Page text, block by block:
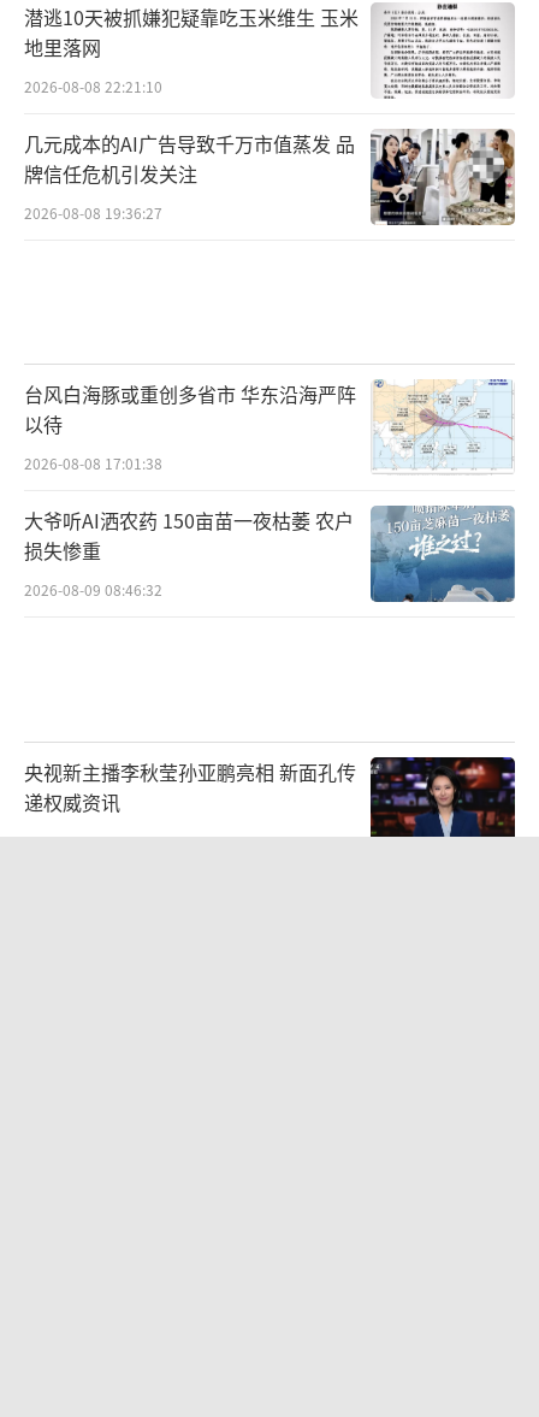
潜逃10天被抓嫌犯疑靠吃玉米维生 玉米
地里落网
2026-08-08 22:21:10
几元成本的AI广告导致千万市值蒸发 品
牌信任危机引发关注
2026-08-08 19:36:27
台风白海豚或重创多省市 华东沿海严阵
以待
2026-08-08 17:01:38
大爷听AI洒农药 150亩苗一夜枯萎 农户
损失惨重
2026-08-09 08:46:32
央视新主播李秋莹孙亚鹏亮相 新面孔传
递权威资讯
2026-08-08 22:38:56